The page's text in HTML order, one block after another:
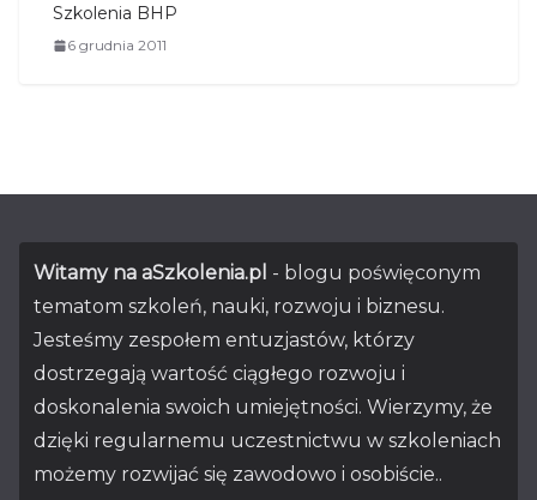
Szkolenia BHP
6 grudnia 2011
Witamy na aSzkolenia.pl - blogu poświęconym
tematom szkoleń, nauki, rozwoju i biznesu.
Jesteśmy zespołem entuzjastów, którzy
dostrzegają wartość ciągłego rozwoju i
doskonalenia swoich umiejętności. Wierzymy, że
dzięki regularnemu uczestnictwu w szkoleniach
możemy rozwijać się zawodowo i osobiście..